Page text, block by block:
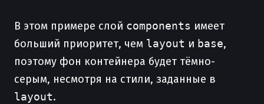
В этом примере слой components имеет
больший приоритет, чем layout и base,
поэтому фон контейнера будет тёмно-
серым, несмотря на стили, заданные в
layout.